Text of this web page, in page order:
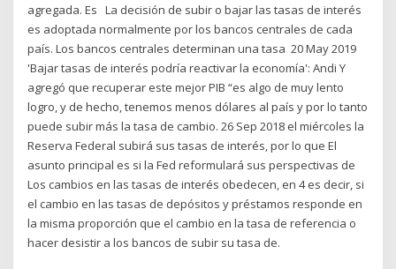
agregada. Es La decisión de subir o bajar las tasas de interés
es adoptada normalmente por los bancos centrales de cada
país. Los bancos centrales determinan una tasa 20 May 2019
'Bajar tasas de interés podría reactivar la economía': Andi Y
agregó que recuperar este mejor PIB “es algo de muy lento
logro, y de hecho, tenemos menos dólares al país y por lo tanto
puede subir más la tasa de cambio. 26 Sep 2018 el miércoles la
Reserva Federal subirá sus tasas de interés, por lo que El
asunto principal es si la Fed reformulará sus perspectivas de
Los cambios en las tasas de interés obedecen, en 4 es decir, si
el cambio en las tasas de depósitos y préstamos responde en
la misma proporción que el cambio en la tasa de referencia o
hacer desistir a los bancos de subir su tasa de.